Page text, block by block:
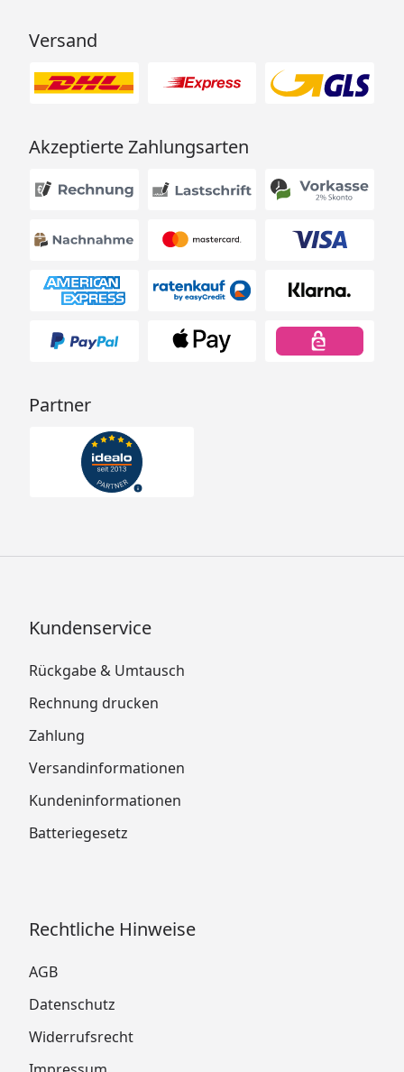
Versand
Akzeptierte Zahlungsarten
Partner
Kundenservice
Rückgabe & Umtausch
Rechnung drucken
Zahlung
Versandinformationen
Kundeninformationen
Batteriegesetz
Rechtliche Hinweise
AGB
Datenschutz
Widerrufsrecht